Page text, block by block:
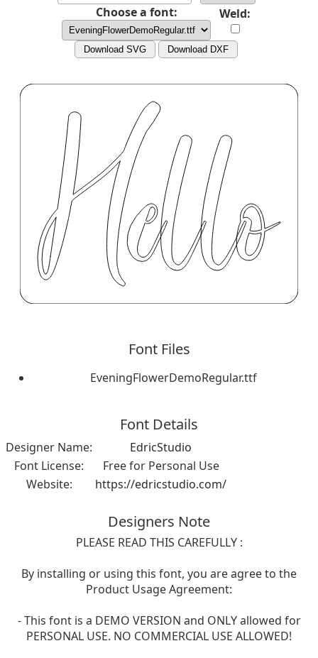
Choose a font: Weld:
Download SVG Download DXF
Font Files
EveningFlowerDemoRegular.ttf
Font Details
Designer Name:
EdricStudio
Font License:
Free for Personal Use
Website:
https://edricstudio.com/
Designers Note
PLEASE READ THIS CAREFULLY :
By installing or using this font, you are agree to the
Product Usage Agreement:
- This font is a DEMO VERSION and ONLY allowed for
PERSONAL USE. NO COMMERCIAL USE ALLOWED!